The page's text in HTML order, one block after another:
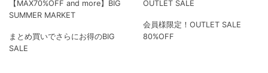
【MAX70%OFF and more】BIG
SUMMER MARKET
まとめ買いでさらにお得のBIG
SALE
OUTLET SALE
会員様限定！OUTLET SALE
80%OFF